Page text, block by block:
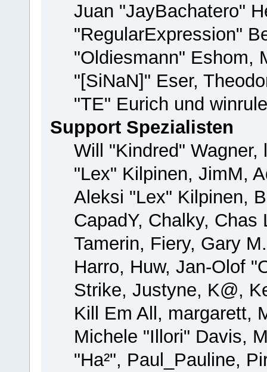
Juan "JayBachatero"
"RegularExpression"
"Oldiesmann" Eshom,
"[SiNaN]" Eser,
"TE" Eurich und
Support Spezialisten
Will "Kindred"
"Lex" Kilpinen, JimM,
Aleksi "Lex" Kilpinen,
CapadY, Chalky,
Tamerin, Fiery, Gary
Harro, Huw, Jan-Olof
Strike, Justyne, K@,
Kill Em All, margarett,
Michele "Illori" Davis,
"Ha²", Paul_Pauline,